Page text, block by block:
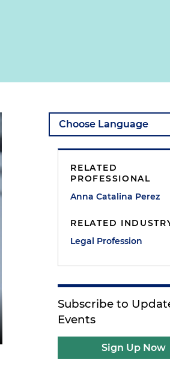
RELATED
PROFESSIONAL
Anna Catalina Perez
RELATED
Legal Profession
Subscribe to
Events
Sign Up Now